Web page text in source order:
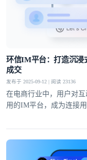
环信IM平台：打造沉浸
成交
发布于 2025-09-12 | 阅读 23136
在电商行业中，用户对
用的IM平台，成为连接
服、直播带货、私域运
发展注入了新的动力